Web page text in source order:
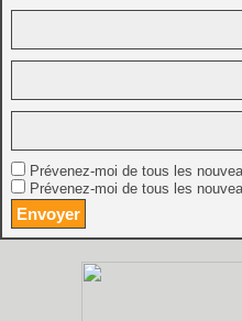
Prévenez-moi de tous les
Prévenez-moi de tous les